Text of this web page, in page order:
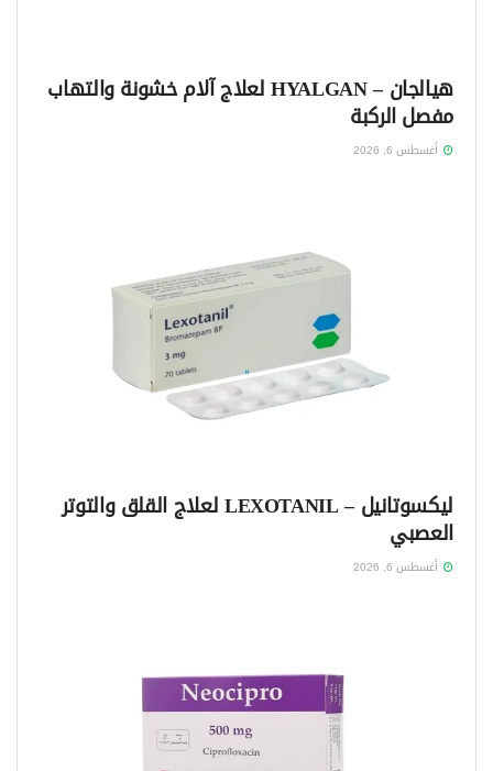
هيالجان – HYALGAN لعلاج آلام خشونة والتهاب
مفصل الركبة
أغسطس 6, 2026
ليكسوتانيل – LEXOTANIL لعلاج القلق والتوتر
العصبي
أغسطس 6, 2026